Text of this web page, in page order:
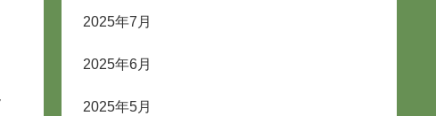
2025年7月
2025年6月
2025年5月